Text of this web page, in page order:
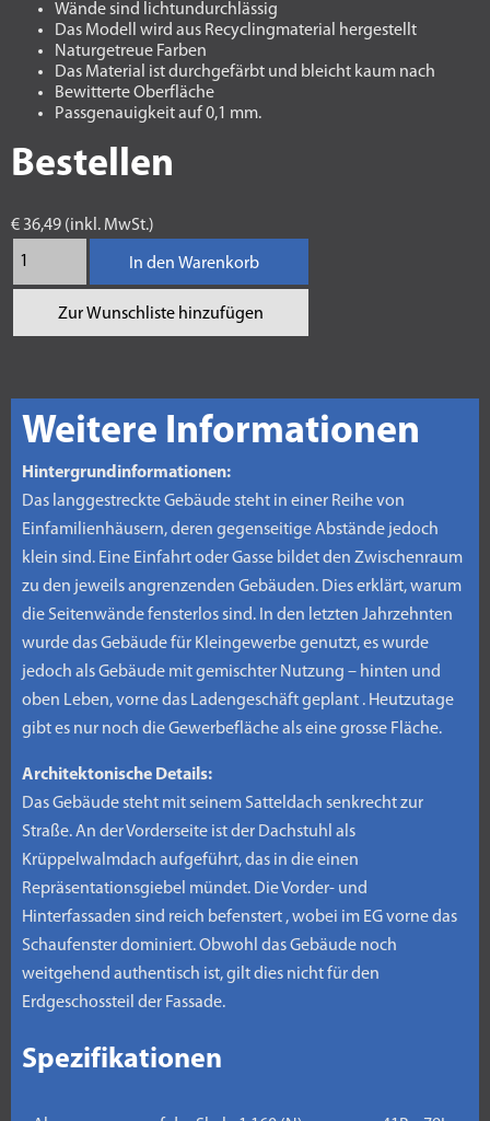
Wände sind lichtundurchlässig
Das Modell wird aus Recyclingmaterial hergestellt
Naturgetreue Farben
Das Material ist durchgefärbt und bleicht kaum nach
Bewitterte Oberfläche
Passgenauigkeit auf 0,1 mm.
Bestellen
€ 36,49 (inkl. MwSt.)
In den Warenkorb
Zur Wunschliste hinzufügen
Weitere Informationen
Hintergrundinformationen:
Das langgestreckte Gebäude steht in einer Reihe von
Einfamilienhäusern, deren gegenseitige Abstände jedoch
klein sind. Eine Einfahrt oder Gasse bildet den Zwischenraum
zu den jeweils angrenzenden Gebäuden. Dies erklärt, warum
die Seitenwände fensterlos sind. In den letzten Jahrzehnten
wurde das Gebäude für Kleingewerbe genutzt, es wurde
jedoch als Gebäude mit gemischter Nutzung – hinten und
oben Leben, vorne das Ladengeschäft geplant . Heutzutage
gibt es nur noch die Gewerbefläche als eine grosse Fläche.
Architektonische Details:
Das Gebäude steht mit seinem Satteldach senkrecht zur
Straße. An der Vorderseite ist der Dachstuhl als
Krüppelwalmdach aufgeführt, das in die einen
Repräsentationsgiebel mündet. Die Vorder- und
Hinterfassaden sind reich befenstert , wobei im EG vorne das
Schaufenster dominiert. Obwohl das Gebäude noch
weitgehend authentisch ist, gilt dies nicht für den
Erdgeschossteil der Fassade.
Spezifikationen